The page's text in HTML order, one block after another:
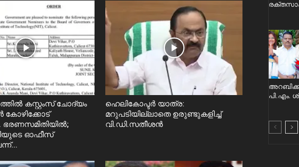
കസ്റ്റംസ് ചോദ്യം
ഓഫീസ്
ഹെലികോപ്ടര്‍ യാത്ര:
മറുപടിയില്ലാതെ ഉരുണ്ടുകളിച്ച്
വി.ഡി.സതീശൻ
പി.എം.